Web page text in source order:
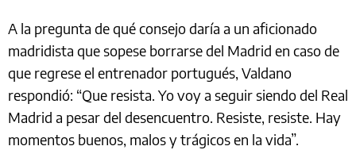
A la pregunta de qué consejo daría a un aficionado
madridista que sopese borrarse del Madrid en caso de
que regrese el entrenador portugués, Valdano
respondió: “Que resista. Yo voy a seguir siendo del Real
Madrid a pesar del desencuentro. Resiste, resiste. Hay
momentos buenos, malos y trágicos en la vida”.